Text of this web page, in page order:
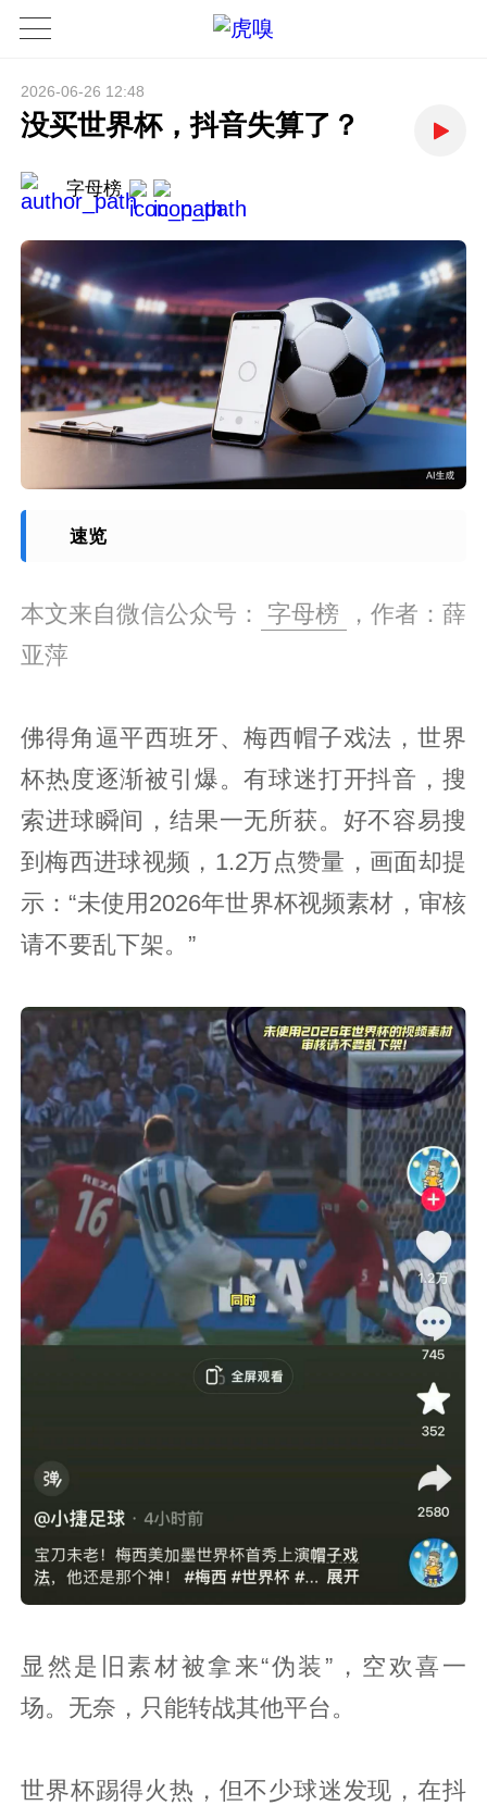
2026-06-26 12:48
没买世界杯，抖音失算了？
字母榜
速览
本文来自微信公众号： 字母榜
，作者：薛
亚萍
佛得角逼平西班牙、梅西帽子戏法，世界
杯热度逐渐被引爆。有球迷打开抖音，搜
索进球瞬间，结果一无所获。好不容易搜
到梅西进球视频，1.2万点赞量，画面却提
示：“未使用2026年世界杯视频素材，审核
请不要乱下架。”
显然是旧素材被拿来“伪装”，空欢喜一
场。无奈，只能转战其他平台。
世界杯踢得火热，但不少球迷发现，在抖